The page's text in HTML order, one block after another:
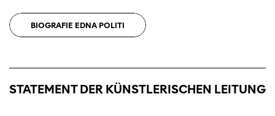
BIOGRAFIE EDNA POLITI
STATEMENT DER KÜNSTLERISCHEN LEITUNG